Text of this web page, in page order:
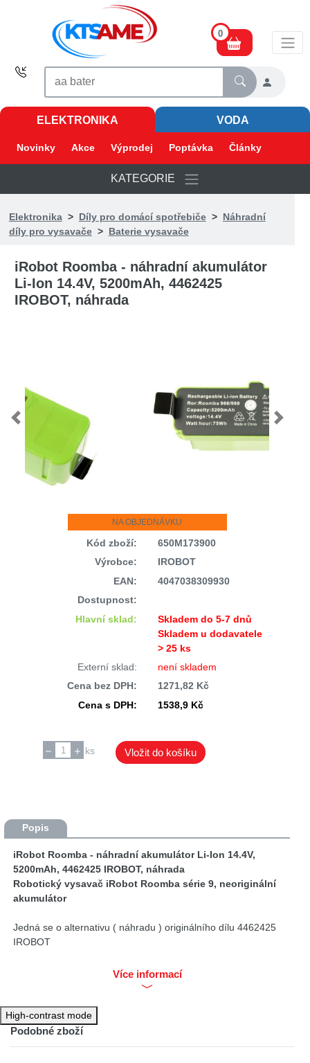
0
ELEKTRONIKA VODA
Novinky Akce Výprodej Poptávka Články
KATEGORIE
Elektronika> Díly pro domácí spotřebiče> Náhradní
díly pro vysavače> Baterie vysavače
iRobot Roomba - náhradní akumulátor
Li-Ion 14.4V, 5200mAh, 4462425
IROBOT, náhrada
Previous Next
NA OBJEDNÁVKU
Kód zboží:
650M173900
Výrobce:
IROBOT
EAN:
4047038309930
Dostupnost:
Hlavní sklad:
Skladem do 5-7 dnů
Skladem u dodavatele
> 25 ks
Externí sklad:
není skladem
Cena bez DPH:
1271,82 Kč
Cena s DPH:
1538,9 Kč
ks Vložit do košíku
Popis
iRobot Roomba - náhradní akumulátor Li-Ion 14.4V,
5200mAh, 4462425 IROBOT, náhrada
Robotický vysavač iRobot Roomba série 9, neoriginální
akumulátor
Jedná se o alternativu ( náhradu ) originálního dílu 4462425
IROBOT
Akumulátor je určen pro vysavače iRobot Roomba Série 9
Více informací
High-contrast mode
Podobné zboží